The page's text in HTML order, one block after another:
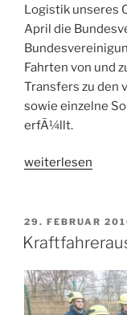
Logistik unseres
April die
Fahrten von und
Transfers zu den
sowie einzelne
erfÃ¼llt.
„UnterstÃ¼tzung
der
THW-
e.V.“
weiterlesen
AM
29. FEBRUAR